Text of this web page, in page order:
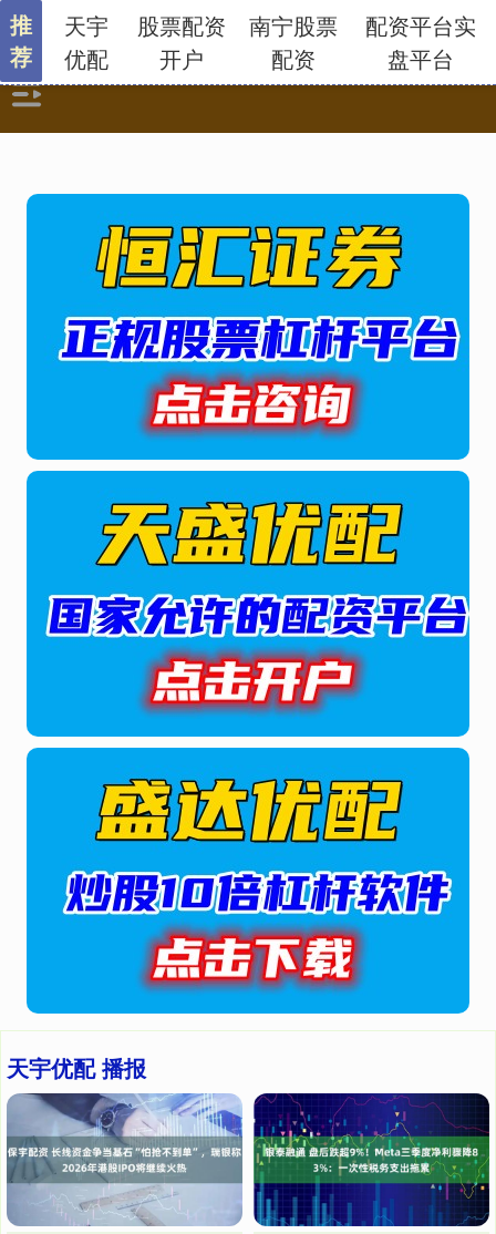
天宇优配 播报
推
荐
天宇
优配
股票配资
开户
南宁股票
配资
配资平台实
盘平台